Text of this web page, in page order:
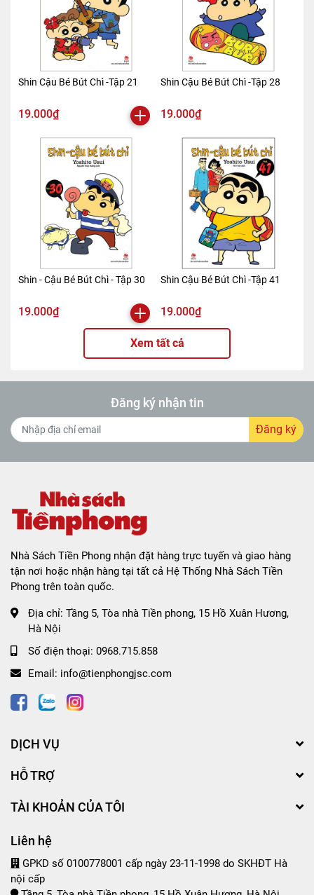
Shin Cậu Bé Bút Chì -Tập 21
19.000₫
Shin Cậu Bé Bút Chì -Tập 28
19.000₫
Shin - Cậu Bé Bút Chì - Tập 30
19.000₫
Shin Cậu Bé Bút Chì -Tập 41
19.000₫
Xem tất cả
Đăng ký nhận tin
Đăng ký
Nhà Sách Tiền Phong nhận đặt hàng trực tuyến và giao hàng
tận nơi hoặc nhận hàng tại tất cả Hệ Thống Nhà Sách Tiền
Phong trên toàn quốc.
Địa chỉ: Tầng 5, Tòa nhà Tiền phong, 15 Hồ Xuân Hương,
Hà Nội
Số điện thoại: 0968.715.858
Email: info@tienphongjsc.com
DỊCH VỤ
HỖ TRỢ
TÀI KHOẢN CỦA TÔI
Liên hệ
GPKD số 0100778001 cấp ngày 23-11-1998 do SKHĐT Hà
nội cấp